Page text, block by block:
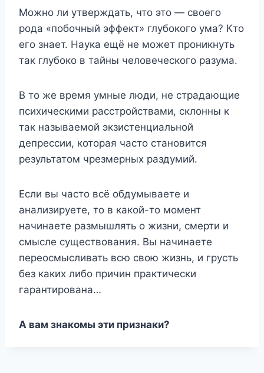
Можно ли утверждать, что это — своего
рода «побочный эффект» глубокого ума? Кто
его знает. Наука ещё не может проникнуть
так глубоко в тайны человеческого разума.
В то же время умные люди, не страдающие
психическими расстройствами, склонны к
так называемой экзистенциальной
депрессии, которая часто становится
результатом чрезмерных раздумий.
Если вы часто всё обдумываете и
анализируете, то в какой-то момент
начинаете размышлять о жизни, смерти и
смысле существования. Вы начинаете
переосмысливать всю свою жизнь, и грусть
без каких либо причин практически
гарантирована…
А вам знакомы эти признаки?